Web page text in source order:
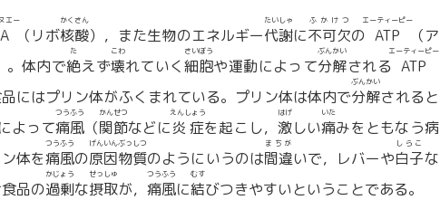
エー
（リボ核酸
かくさん
），また生物のエネルギー代謝
たいしゃ
に不可欠
ふかけつ
の ATP
エーティーピー
（ア
。体内で絶
た
えず壊
こわ
れていく細胞
さいぼう
や運動によって分解
ぶんかい
される ATP
エーティーピー
にはプリン体がふくまれている。プリン体は体内で分解
ぶんかい
されると
よって痛風
つうふう
（関節
かんせつ
などに炎症
えんしょう
を起こし， 激
はげ
しい痛
いた
みをともなう病
体を痛風
つうふう
の原因物質
げんいんぶっしつ
のようにいうのは間違
まちが
いで，レバーや白子
しらこ
な
品の過剰
かじょう
な摂取
せっしゅ
が， 痛風
つうふう
に結
むす
びつきやすいということである。